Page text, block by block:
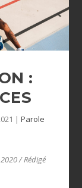
:
| Parole
/ Rédigé